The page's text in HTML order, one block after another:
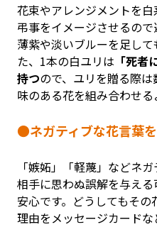
花束やアレンジメントを白
弔事をイメージさせるの
薄紫や淡いブルーを足し
た、1本の白ユリは 「死
持つので、ユリを贈る際
味のある花を組み合わせる
●ネガティブな花言葉
「嫉妬」「軽蔑」などネ
相手に思わぬ誤解を与え
安心です。どうしてもそ
理由をメッセージカード